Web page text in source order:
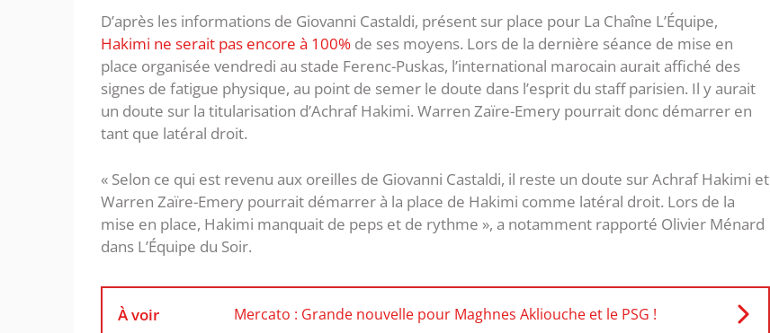
D’après les informations de Giovanni Castaldi, présent sur place pour La Chaîne L’Équipe,
Hakimi ne serait pas encore à 100% de ses moyens. Lors de la dernière séance de mise en
place organisée vendredi au stade Ferenc-Puskas, l’international marocain aurait affiché des
signes de fatigue physique, au point de semer le doute dans l’esprit du staff parisien. Il y aurait
un doute sur la titularisation d’Achraf Hakimi. Warren Zaïre-Emery pourrait donc démarrer en
tant que latéral droit.
« Selon ce qui est revenu aux oreilles de Giovanni Castaldi, il reste un doute sur Achraf Hakimi et
Warren Zaïre-Emery pourrait démarrer à la place de Hakimi comme latéral droit. Lors de la
mise en place, Hakimi manquait de peps et de rythme », a notamment rapporté Olivier Ménard
dans L’Équipe du Soir.
À voir Mercato : Grande nouvelle pour Maghnes Akliouche et le PSG !